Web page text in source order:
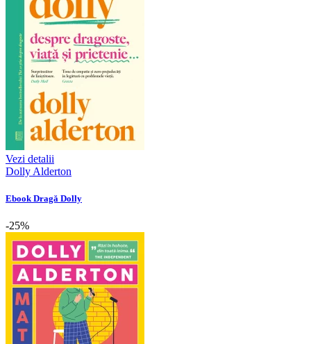
Vezi detalii
Dolly Alderton
Ebook Dragă Dolly
-25%